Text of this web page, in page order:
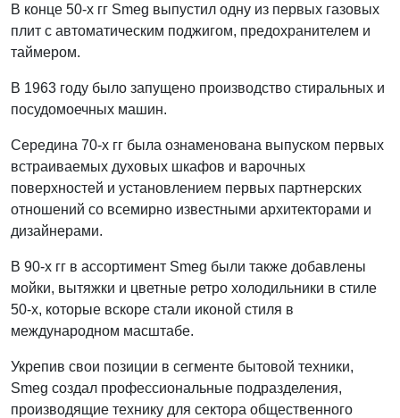
В конце 50-х гг Smeg выпустил одну из первых газовых
плит с автоматическим поджигом, предохранителем и
таймером.
В 1963 году было запущено производство стиральных и
посудомоечных машин.
Середина 70-х гг была ознаменована выпуском первых
встраиваемых духовых шкафов и варочных
поверхностей и установлением первых партнерских
отношений со всемирно известными архитекторами и
дизайнерами.
В 90-х гг в ассортимент Smeg были также добавлены
мойки, вытяжки и цветные ретро холодильники в стиле
50-х, которые вскоре стали иконой стиля в
международном масштабе.
Укрепив свои позиции в сегменте бытовой техники,
Smeg создал профессиональные подразделения,
производящие технику для сектора общественного